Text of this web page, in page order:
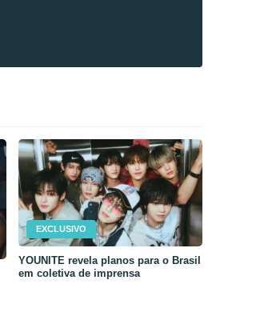
EXCLUSIVO
YOUNITE revela planos para o Brasil
em coletiva de imprensa